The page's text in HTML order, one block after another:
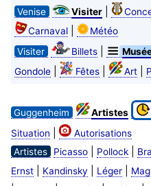
Venise
Visiter|
Carnaval|
Météo
Visiter
Billets|
Gondole| Fêtes| Art|
Guggenheim Artistes
Situation
Autorisations
Artistes
Picasso| Pollock|
Ernst| Kandinsky Léger|